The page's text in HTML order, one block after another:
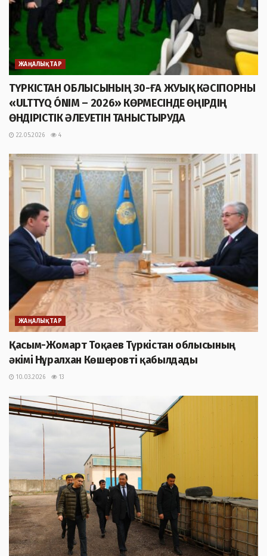
ЖАҢАЛЫҚТАР
ТҮРКІСТАН ОБЛЫСЫНЫҢ 30-ҒА ЖУЫҚ КӘСІПОРНЫ
«ULTTYQ ÓNIM – 2026» КӨРМЕСІНДЕ ӨҢІРДІҢ
ӨНДІРІСТІК ӘЛЕУЕТІН ТАНЫСТЫРУДА
22.05.2026 4
ЖАҢАЛЫҚТАР
Қасым-Жомарт Тоқаев Түркістан облысының
әкімі Нұралхан Көшеровті қабылдады
10.03.2026 13